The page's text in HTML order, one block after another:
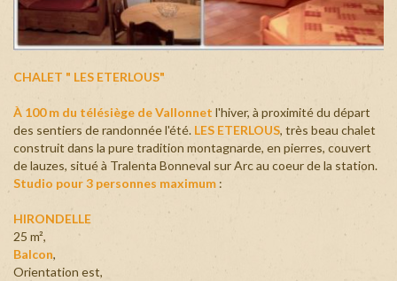
CHALET " LES ETERLOUS"
À 100 m du télésiège de Vallonnet l'hiver, à proximité du départ
des sentiers de randonnée l'été. LES ETERLOUS, très beau chalet
construit dans la pure tradition montagnarde, en pierres, couvert
de lauzes, situé à Tralenta Bonneval sur Arc au coeur de la station.
Studio pour 3 personnes maximum :
HIRONDELLE
25 m²,
Balcon,
Orientation est,
+